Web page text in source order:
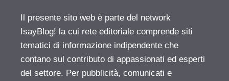
Il presente sito web è parte del network
IsayBlog! la cui rete editoriale comprende siti
tematici di informazione indipendente che
contano sul contributo di appassionati ed esperti
del settore. Per pubblicità, comunicati e